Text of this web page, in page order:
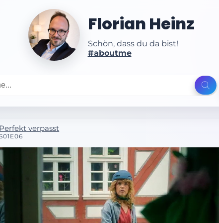
Florian Heinz
Schön, dass du da bist!
#aboutme
verpasst